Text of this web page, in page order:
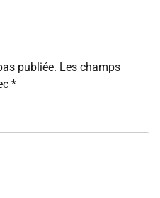
publiée. Les champs
*